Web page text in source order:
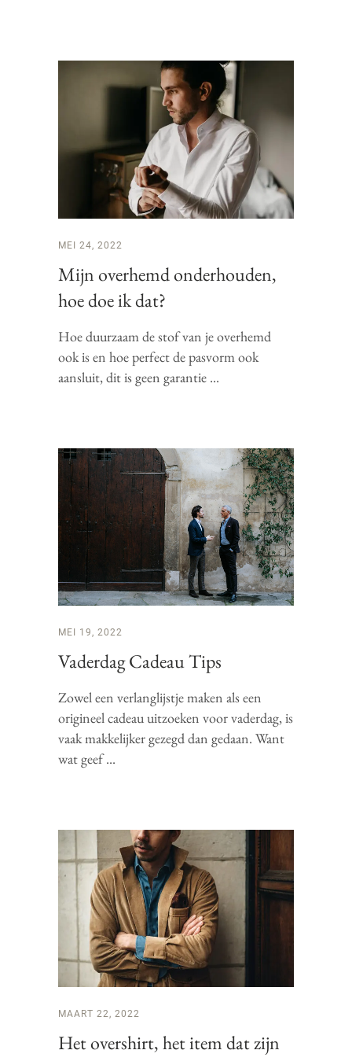
MEI 24, 2022
Mijn overhemd onderhouden,
hoe doe ik dat?
Hoe duurzaam de stof van je overhemd
ook is en hoe perfect de pasvorm ook
aansluit, dit is geen garantie
MEI 19, 2022
Vaderdag Cadeau Tips
Zowel een verlanglijstje maken als een
origineel cadeau uitzoeken voor vaderdag, is
vaak makkelijker gezegd dan gedaan. Want
wat geef
MAART 22, 2022
Het overshirt, het item dat zijn